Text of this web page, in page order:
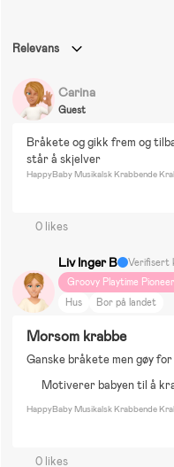
Relevans
Carina
Guest
Bråkete og gikk frem og
står å skjelver
HappyBaby Musikalsk Krabbende
0 likes
Liv Inger B
Verifisert
Groovy Playtime Pioneer
Hus
Bor på landet
Morsom krabbe
Ganske bråkete men gøy for
Motiverer babyen til å
HappyBaby Musikalsk Krabbende
0 likes